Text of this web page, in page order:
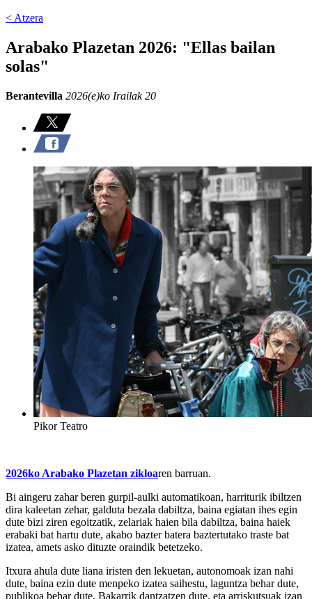
< Atzera
Arabako Plazetan 2026: "Ellas bailan
solas"
Berantevilla 2026(e)ko Irailak 20
Pikor Teatro
2026ko Arabako Plazetan zikloaren barruan.
Bi aingeru zahar beren gurpil-aulki automatikoan, harriturik ibiltzen
dira kaleetan zehar, galduta bezala dabiltza, baina egiatan ihes egin
dute bizi ziren egoitzatik, zelariak haien bila dabiltza, baina haiek
erabaki bat hartu dute, akabo bazter batera baztertutako traste bat
izatea, amets asko dituzte oraindik betetzeko.
Itxura ahula dute liana iristen den lekuetan, autonomoak izan nahi
dute, baina ezin dute menpeko izatea saihestu, laguntza behar dute,
publikoa behar dute. Bakarrik dantzatzen dute, eta arriskutsuak izan